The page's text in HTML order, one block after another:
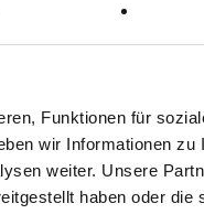
Funktionen für
wir Informationen zu
weiter. Unsere
haben oder die